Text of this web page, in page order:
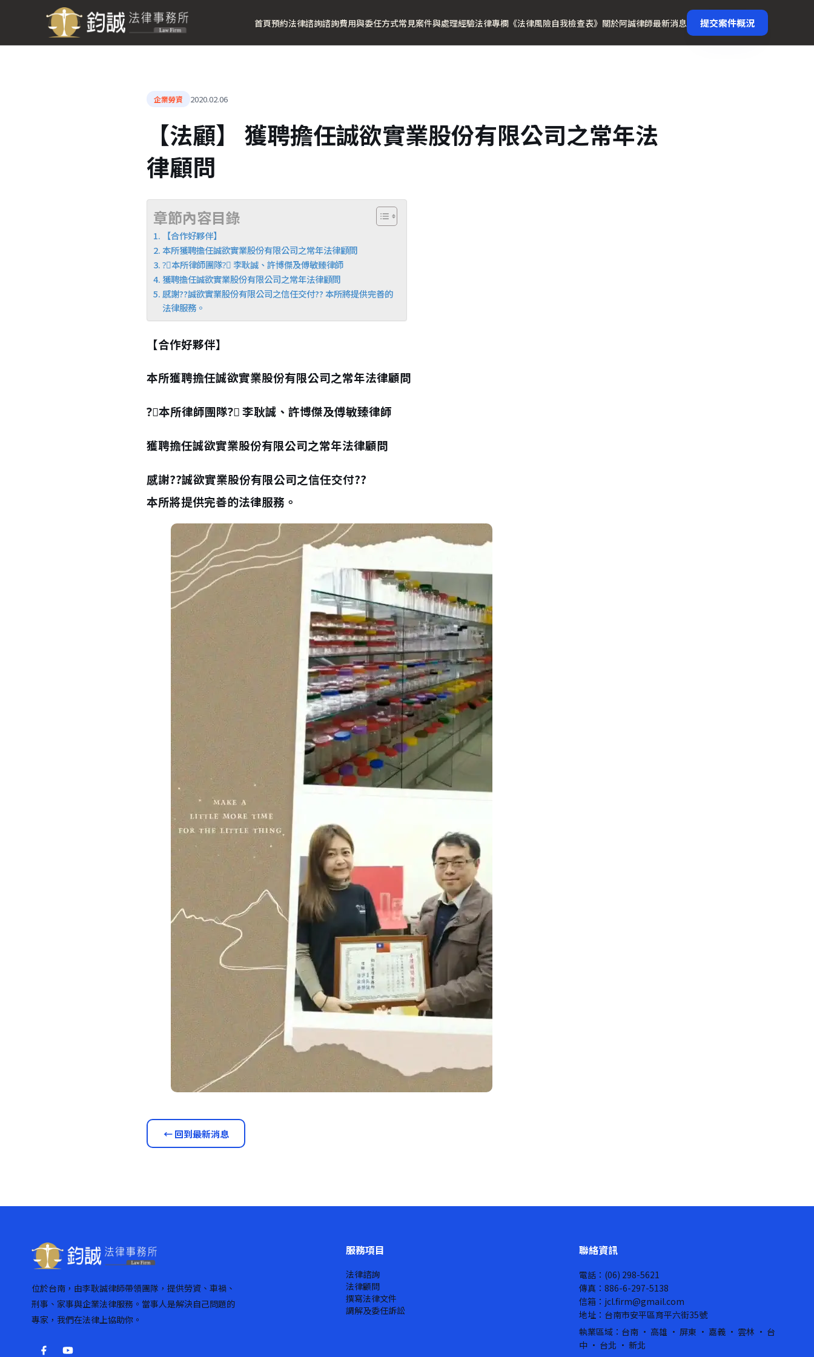
首頁預約法律諮詢諮詢費用與委任方式常見案件與處理經驗法律專欄 《法律風險自我檢查表》 關於阿誠律師最新消息 提交案件概況
企業勞資 2020.02.06
【法顧】 獲聘擔任誠欲實業股份有限公司之常年法
律顧問
章節內容目錄
【合作好夥伴】
本所獲聘擔任誠欲實業股份有限公司之常年法律顧問
?‍⚖本所律師團隊?‍⚖ 李耿誠、許博傑及傅敏臻律師
獲聘擔任誠欲實業股份有限公司之常年法律顧問
感謝??誠欲實業股份有限公司之信任交付?? 本所將提供完善的
法律服務。
【合作好夥伴】
本所獲聘擔任誠欲實業股份有限公司之常年法律顧問
?‍⚖本所律師團隊?‍⚖李耿誠、許博傑及傅敏臻律師
獲聘擔任誠欲實業股份有限公司之常年法律顧問
感謝??誠欲實業股份有限公司之信任交付??
本所將提供完善的法律服務。
← 回到最新消息
位於台南，由李耿誠律師帶領團隊，提供勞資、車禍、
刑事、家事與企業法律服務。當事人是解決自己問題的
專家，我們在法律上協助你。
服務項目
法律諮詢
法律顧問
撰寫法律文件
調解及委任訴訟
聯絡資訊
電話：(06) 298-5621
傳真：886-6-297-5138
信箱：jcl.firm@gmail.com
地址：台南市安平區育平六街35號
執業區域：台南 · 高雄 · 屏東 · 嘉義 · 雲林 · 台
中 · 台北 · 新北